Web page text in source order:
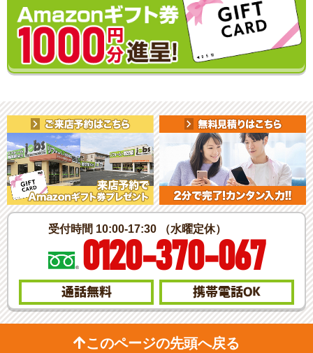
受付時間 10:00-17:30 （水曜定休）
0120-370-067
通話無料 携帯電話OK
このページの先頭へ戻る